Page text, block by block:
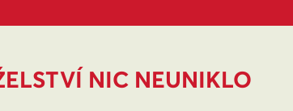
NIC NEUNIKLO